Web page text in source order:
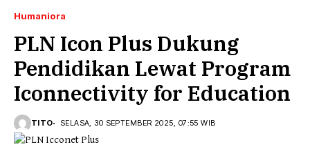
Humaniora
PLN Icon Plus Dukung
Pendidikan Lewat Program
Iconnectivity for Education
TITO SELASA, 30 SEPTEMBER 2025, 07:55 WIB